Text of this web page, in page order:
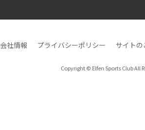
会社情報 プライバシーポリシー サイト
Copyright © Elfen Sports Club All